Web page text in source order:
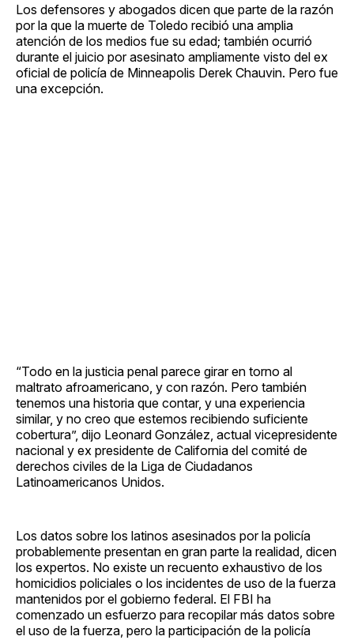
Los defensores y abogados dicen que parte de la razón
por la que la muerte de Toledo recibió una amplia
atención de los medios fue su edad; también ocurrió
durante el juicio por asesinato ampliamente visto del ex
oficial de policía de Minneapolis Derek Chauvin. Pero fue
una excepción.
“Todo en la justicia penal parece girar en torno al
maltrato afroamericano, y con razón. Pero también
tenemos una historia que contar, y una experiencia
similar, y no creo que estemos recibiendo suficiente
cobertura”, dijo Leonard González, actual vicepresidente
nacional y ex presidente de California del comité de
derechos civiles de la Liga de Ciudadanos
Latinoamericanos Unidos.
Los datos sobre los latinos asesinados por la policía
probablemente presentan en gran parte la realidad, dicen
los expertos. No existe un recuento exhaustivo de los
homicidios policiales o los incidentes de uso de la fuerza
mantenidos por el gobierno federal. El FBI ha
comenzado un esfuerzo para recopilar más datos sobre
el uso de la fuerza, pero la participación de la policía